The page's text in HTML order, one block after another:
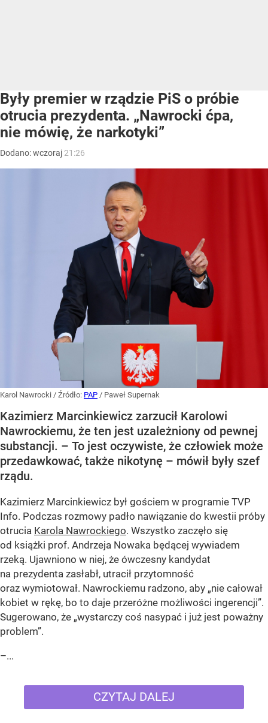
Były premier w rządzie PiS o próbie
otrucia prezydenta. „Nawrocki ćpa,
nie mówię, że narkotyki”
Dodano:wczoraj 21:26
Karol Nawrocki / Źródło: PAP / Paweł Supernak
Kazimierz Marcinkiewicz zarzucił Karolowi
Nawrockiemu, że ten jest uzależniony od pewnej
substancji. – To jest oczywiste, że człowiek może
przedawkować, także nikotynę – mówił były szef
rządu.
Kazimierz Marcinkiewicz był gościem w programie TVP
Info. Podczas rozmowy padło nawiązanie do kwestii próby
otrucia Karola Nawrockiego. Wszystko zaczęło się
od książki prof. Andrzeja Nowaka będącej wywiadem
rzeką. Ujawniono w niej, że ówczesny kandydat
na prezydenta zasłabł, utracił przytomność
oraz wymiotował. Nawrockiemu radzono, aby „nie całował
kobiet w rękę, bo to daje przeróżne możliwości ingerencji”.
Sugerowano, że „wystarczy coś nasypać i już jest poważny
problem”.
–...
CZYTAJ DALEJ